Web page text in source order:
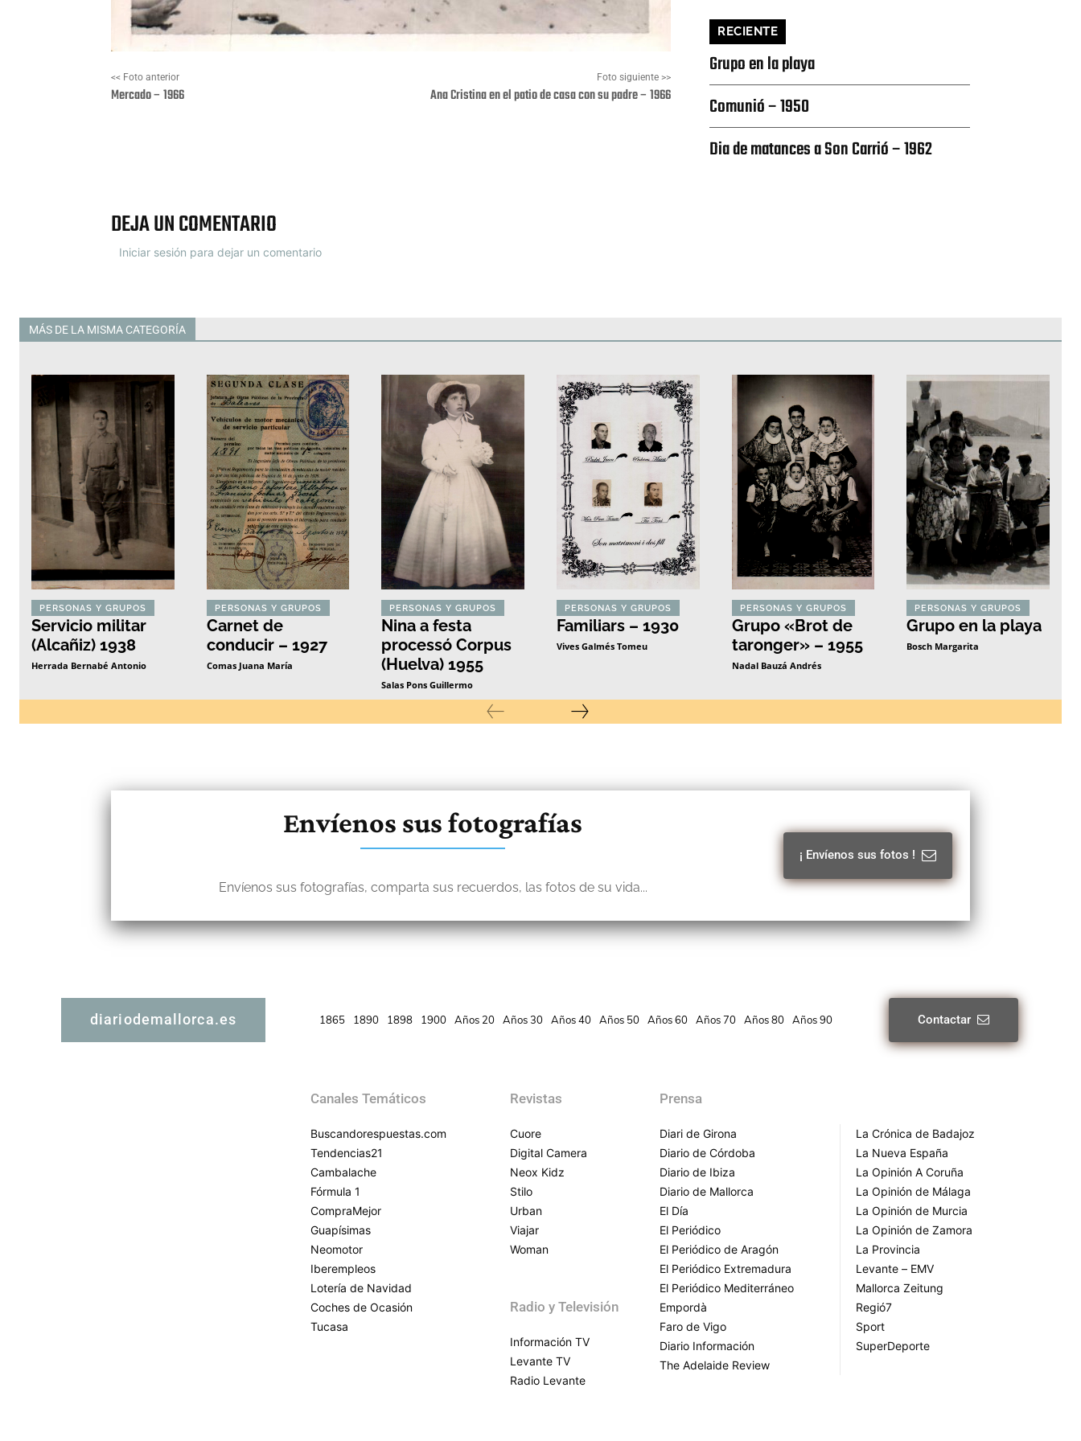
<< Foto anterior
Mercado – 1966
Foto siguiente >>
Ana Cristina en el patio de casa con su padre – 1966
DEJA UN COMENTARIO
Iniciar sesión para dejar un comentario
RECIENTE
Grupo en la playa
Comunió – 1950
Dia de matances a Son Carrió – 1962
MÁS DE LA MISMA CATEGORÍA
PERSONAS Y GRUPOS
Servicio militar
(Alcañiz) 1938
Herrada Bernabé Antonio
PERSONAS Y GRUPOS
Carnet de
conducir – 1927
Comas Juana María
PERSONAS Y GRUPOS
Nina a festa
processó Corpus
(Huelva) 1955
Salas Pons Guillermo
PERSONAS Y GRUPOS
Familiars – 1930
Vives Galmés Tomeu
PERSONAS Y GRUPOS
Grupo «Brot de
taronger» – 1955
Nadal Bauzá Andrés
PERSONAS Y GRUPOS
Grupo en la playa
Bosch Margarita
Envíenos sus fotografías
Envíenos sus fotografías, comparta sus recuerdos, las fotos de su vida...
¡ Envíenos sus fotos !
diariodemallorca.es 1865 1890 1898 1900 Años 20 Años 30 Años 40 Años 50 Años 60 Años 70 Años 80 Años 90 Contactar
Canales Temáticos
Buscandorespuestas.com
Tendencias21
Cambalache
Fórmula 1
CompraMejor
Guapísimas
Neomotor
Iberempleos
Lotería de Navidad
Coches de Ocasión
Tucasa
Revistas
Cuore
Digital Camera
Neox Kidz
Stilo
Urban
Viajar
Woman
Radio y Televisión
Información TV
Levante TV
Radio Levante
Prensa
Diari de Girona
Diario de Córdoba
Diario de Ibiza
Diario de Mallorca
El Día
El Periódico
El Periódico de Aragón
El Periódico Extremadura
El Periódico Mediterráneo
Empordà
Faro de Vigo
Diario Información
The Adelaide Review
La Crónica de Badajoz
La Nueva España
La Opinión A Coruña
La Opinión de Málaga
La Opinión de Murcia
La Opinión de Zamora
La Provincia
Levante – EMV
Mallorca Zeitung
Regió7
Sport
SuperDeporte